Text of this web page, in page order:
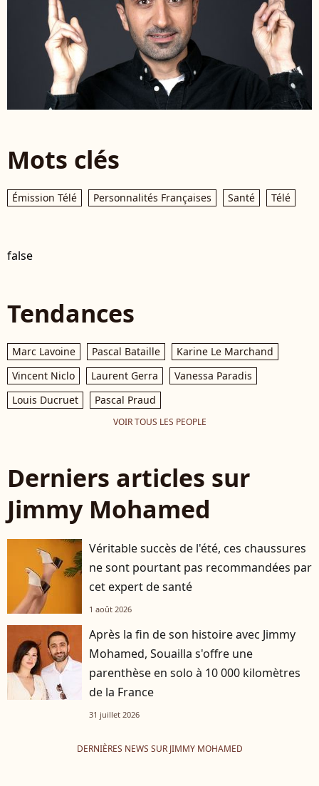
Mots clés
Émission Télé Personnalités Françaises Santé Télé
false
Tendances
Marc Lavoine Pascal Bataille
Karine Le Marchand
Vincent Niclo
Laurent Gerra
Vanessa Paradis
Louis Ducruet
Pascal Praud
VOIR TOUS LES PEOPLE
Derniers articles sur
Jimmy Mohamed
Véritable succès de l'été, ces chaussures
ne sont pourtant pas recommandées par
cet expert de santé
1 août 2026
Après la fin de son histoire avec Jimmy
Mohamed, Souailla s'offre une
parenthèse en solo à 10 000 kilomètres
de la France
31 juillet 2026
DERNIÈRES NEWS SUR JIMMY MOHAMED